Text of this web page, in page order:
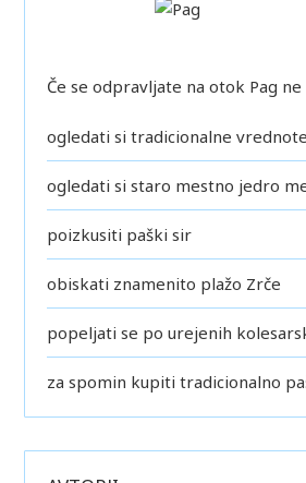
Če se odpravljate na otok Pag
ogledati si tradicionalne
ogledati si staro mestno jedro
poizkusiti paški sir
obiskati znamenito plažo Zrče
popeljati se po urejenih
za spomin kupiti tradicionalno